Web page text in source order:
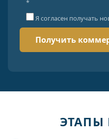
*
Я согласен получать
ЭТАПЫ